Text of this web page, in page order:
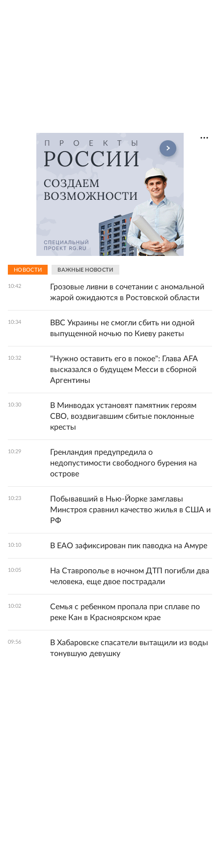
НОВОСТИ ВАЖНЫЕ НОВОСТИ
10:42
Грозовые ливни в сочетании с аномальной
жарой ожидаются в Ростовской области
10:34
ВВС Украины не смогли сбить ни одной
выпущенной ночью по Киеву ракеты
10:32
"Нужно оставить его в покое": Глава AFA
высказался о будущем Месси в сборной
Аргентины
10:30
В Минводах установят памятник героям
СВО, воздвигавшим сбитые поклонные
кресты
10:29
Гренландия предупредила о
недопустимости свободного бурения на
острове
10:23
Побывавший в Нью-Йорке замглавы
Минстроя сравнил качество жилья в США и
РФ
10:10 В ЕАО зафиксирован пик паводка на Амуре
10:05
На Ставрополье в ночном ДТП погибли два
человека, еще двое пострадали
10:02
Семья с ребенком пропала при сплаве по
реке Кан в Красноярском крае
09:56
В Хабаровске спасатели вытащили из воды
тонувшую девушку